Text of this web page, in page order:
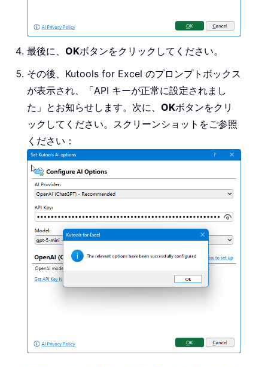
最後に、 OKボタンをクリックしてください。
その後、Kutools for Excel のプロンプトボックス
が表示され、「API キーが正常に設定されまし
た」とお知らせします。次に、 OKボタンをクリ
ックしてください。スクリーンショットをご参照
ください：